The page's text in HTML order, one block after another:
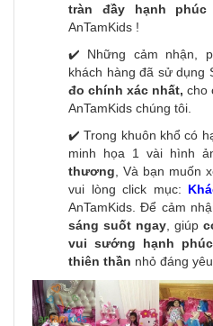
tràn đầy hạnh phúc
AnTamKids !
✔️ Những cảm nhận,
khách hàng đã sử dụng
đo chính xác nhất, cho
AnTamKids chúng tôi.
✔️ Trong khuôn khổ có
minh họa 1 vài hình
thương, Và bạn muốn
vui lòng click mục:
AnTamKids. Để cảm
sáng suốt ngay, giúp
vui sướng hạnh
thiên thần nhỏ đáng